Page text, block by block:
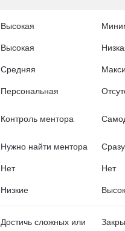
Высокая
Высокая
Средняя
Персональная
Контроль ментора
Нужно найти ментора Сразу
Нет Нет
Низкие
Достичь сложных или